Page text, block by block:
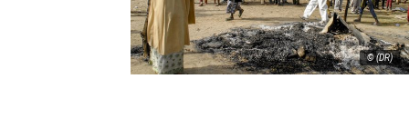
© (DR)